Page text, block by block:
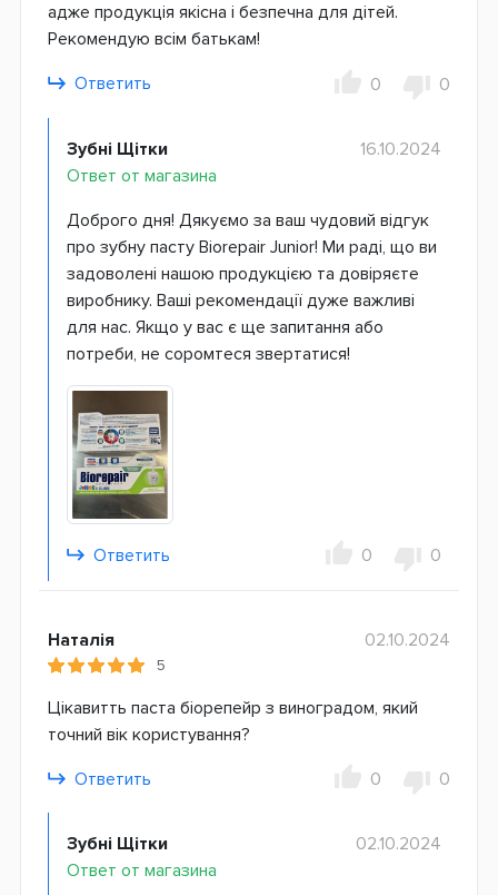
адже продукція якісна і безпечна для дітей.
Рекомендую всім батькам!
Ответить
0 0
Зубні Щітки
Ответ от магазина
16.10.2024
Доброго дня! Дякуємо за ваш чудовий відгук
про зубну пасту Biorepair Junior! Ми раді, що ви
задоволені нашою продукцією та довіряєте
виробнику. Ваші рекомендації дуже важливі
для нас. Якщо у вас є ще запитання або
потреби, не соромтеся звертатися!
Ответить 0 0
Наталія
5
02.10.2024
Цікавитть паста біорепейр з виноградом, який
точний вік користування?
Ответить
0 0
Зубні Щітки
Ответ от магазина
02.10.2024